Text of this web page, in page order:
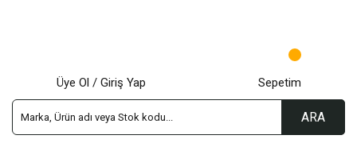
ARA
Üye Ol / Giriş Yap Sepetim